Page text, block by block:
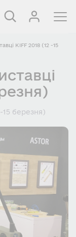
KIFF 2018 (12 -15
15 березня)